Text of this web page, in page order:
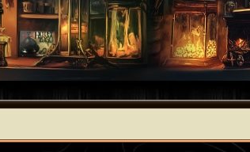
Économisez 10% toute
SIX Le nouveau livre de